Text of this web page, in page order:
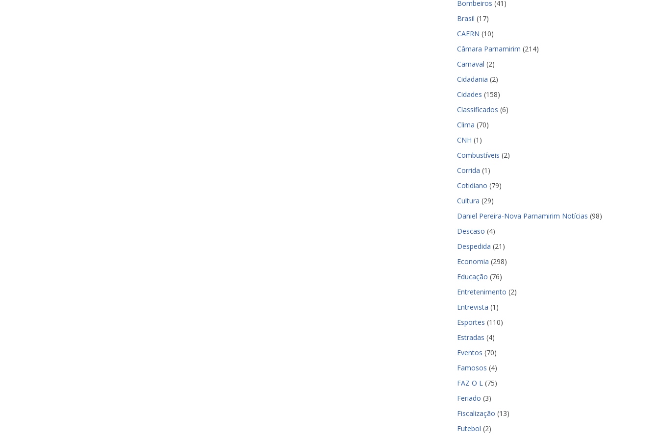
Bombeiros (41)
Brasil (17)
CAERN (10)
Câmara Parnamirim (214)
Carnaval (2)
Cidadania (2)
Cidades (158)
Classificados (6)
Clima (70)
CNH (1)
Combustíveis (2)
Corrida (1)
Cotidiano (79)
Cultura (29)
Daniel Pereira-Nova Parnamirim Notícias (98)
Descaso (4)
Despedida (21)
Economia (298)
Educação (76)
Entretenimento (2)
Entrevista (1)
Esportes (110)
Estradas (4)
Eventos (70)
Famosos (4)
FAZ O L (75)
Feriado (3)
Fiscalização (13)
Futebol (2)